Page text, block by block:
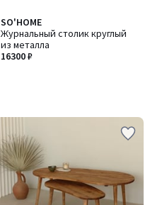
SO'HOME
Журнальный столик круглый
из металла
16300 ₽